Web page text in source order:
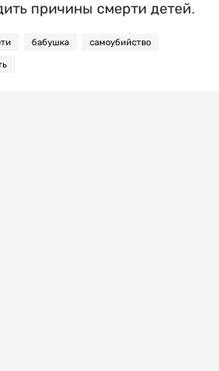
причины смерти детей.
бабушка самоубийство